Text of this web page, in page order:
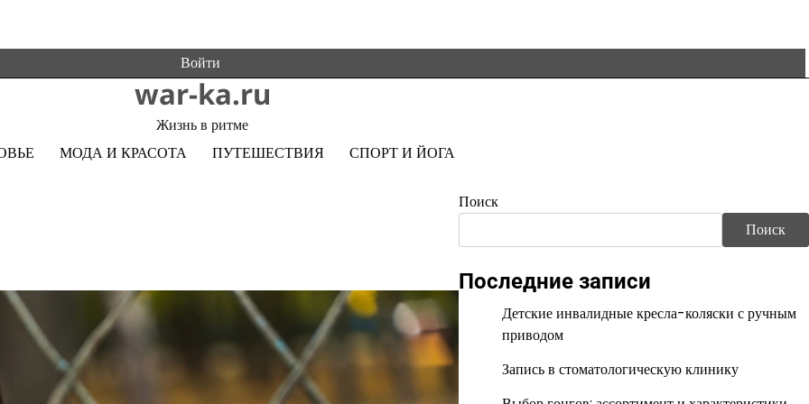
Войти
war-ka.ru
Жизнь в ритме
МОДА И КРАСОТА ПУТЕШЕСТВИЯ СПОРТ И ЙОГА
Поиск
Поиск
Последние записи
Детские инвалидные кресла-коляски с ручным
приводом
Запись в стоматологическую клинику